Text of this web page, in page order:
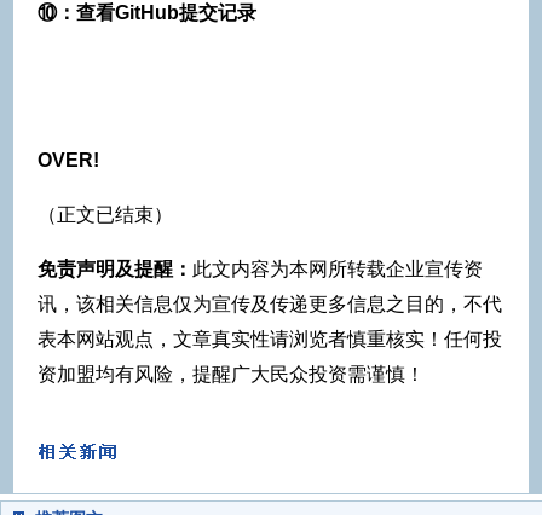
⑩：查看GitHub提交记录
OVER!
（正文已结束）
免责声明及提醒： 此文内容为本网所转载企业宣传资
讯，该相关信息仅为宣传及传递更多信息之目的，不代
表本网站观点，文章真实性请浏览者慎重核实！任何投
资加盟均有风险，提醒广大民众投资需谨慎！